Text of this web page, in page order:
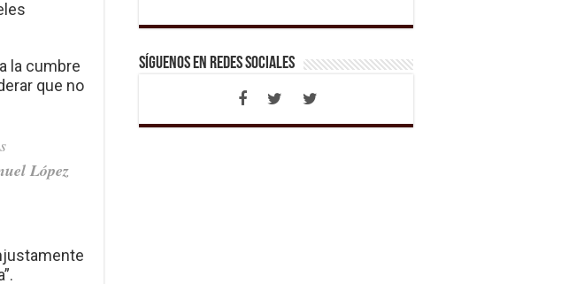
la cumbre
que no
López
Síguenos en Redes Sociales